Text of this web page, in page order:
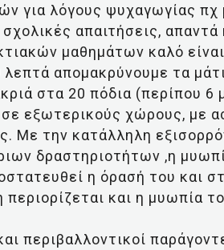
για λόγους ψυχαγωγίας
απαιτήσεις,
μαθημάτων καλό
απομακρύνουμε τα
στα 20 πόδια (περίπου 6
εξωτερικούς χώρους, με
Με την κατάλληλη
δραστηριοτήτων ,η
η όρασή του και
περιορίζεται και η μυωπία
περιβαλλοντικοί